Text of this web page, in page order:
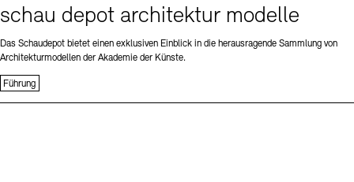
schau depot architektur modelle
Das Schaudepot bietet einen exklusiven Einblick in die herausragende Sammlung von
Architekturmodellen der Akademie der Künste.
Führung